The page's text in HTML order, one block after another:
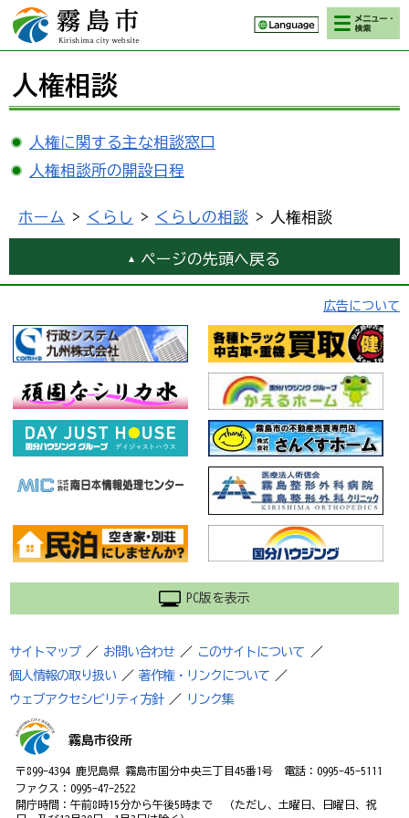
霧島市 Kirishima
city website
検索・メニ
ュー
人権相談
人権に関する主な相談窓口
人権相談所の開設日程
ホーム > くらし > くらしの相談 > 人権相談
ページの先頭へ戻る
広告について
PC版を表示
サイトマップ ／ お問い合わせ ／ このサイトについて
／
個人情報の取り扱い ／ 著作権・リンクについて ／
ウェブアクセシビリティ方針 ／ リンク集
霧島市役所
〒899-4394 鹿児島県 霧島市国分中央三丁目45番1号 電話：0995-45-5111
ファクス：0995-47-2522
開庁時間：午前8時15分から午後5時まで （ただし、土曜日、日曜日、祝